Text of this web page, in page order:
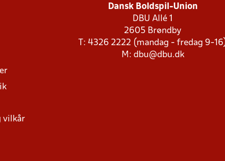
vilkår
Dansk Boldspil-Union
DBU Allé 1
2605 Brøndby
T: 4326 2222 (mandag - fredag 9-
M: dbu@dbu.dk